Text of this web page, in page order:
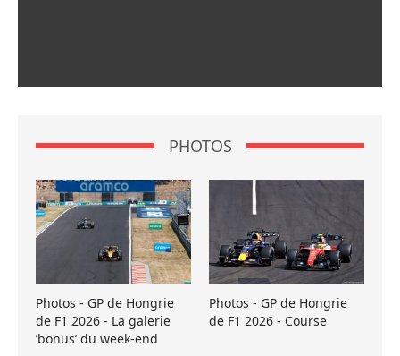
PHOTOS
Photos - GP de Hongrie
de F1 2026 - La galerie
’bonus’ du week-end
Photos - GP de Hongrie
de F1 2026 - Course